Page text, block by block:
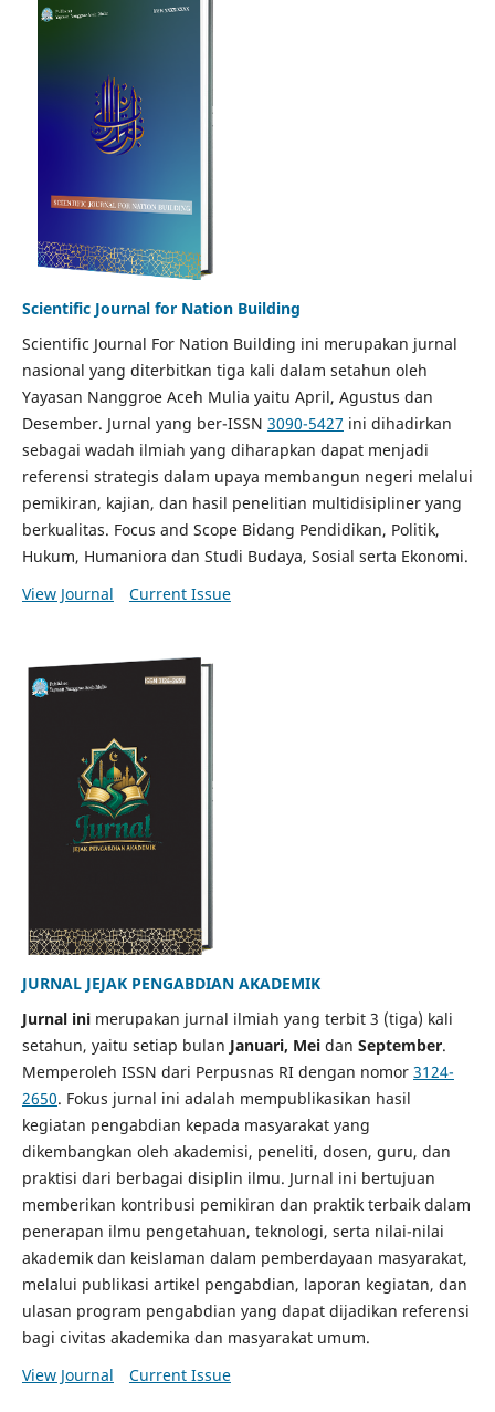
Scientific Journal for Nation Building
Scientific Journal For Nation Building ini merupakan jurnal
nasional yang diterbitkan tiga kali dalam setahun oleh
Yayasan Nanggroe Aceh Mulia yaitu April, Agustus dan
Desember. Jurnal yang ber-ISSN 3090-5427 ini dihadirkan
sebagai wadah ilmiah yang diharapkan dapat menjadi
referensi strategis dalam upaya membangun negeri melalui
pemikiran, kajian, dan hasil penelitian multidisipliner yang
berkualitas. Focus and Scope Bidang Pendidikan, Politik,
Hukum, Humaniora dan Studi Budaya, Sosial serta Ekonomi.
View Journal
Current Issue
JURNAL JEJAK PENGABDIAN AKADEMIK
Jurnal ini merupakan jurnal ilmiah yang terbit 3 (tiga) kali
setahun, yaitu setiap bulan Januari, Mei dan September.
Memperoleh ISSN dari Perpusnas RI dengan nomor 3124-
2650. Fokus jurnal ini adalah mempublikasikan hasil
kegiatan pengabdian kepada masyarakat yang
dikembangkan oleh akademisi, peneliti, dosen, guru, dan
praktisi dari berbagai disiplin ilmu. Jurnal ini bertujuan
memberikan kontribusi pemikiran dan praktik terbaik dalam
penerapan ilmu pengetahuan, teknologi, serta nilai-nilai
akademik dan keislaman dalam pemberdayaan masyarakat,
melalui publikasi artikel pengabdian, laporan kegiatan, dan
ulasan program pengabdian yang dapat dijadikan referensi
bagi civitas akademika dan masyarakat umum.
View Journal
Current Issue